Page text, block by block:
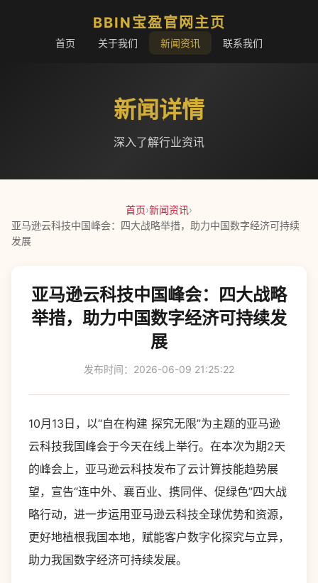
BBIN宝盈官网主页
首页 关于我们 新闻资讯 联系我们
新闻详情
深入了解行业资讯
首页›新闻资讯›
亚马逊云科技中国峰会：四大战略举措，助力中国数字经济可持续
发展
亚马逊云科技中国峰会：四大战略
举措，助力中国数字经济可持续发
展
发布时间：2026-06-09 21:25:22
10月13日，以“自在构建 探究无限”为主题的亚马逊
云科技我国峰会于今天在线上举行。在本次为期2天
的峰会上，亚马逊云科技发布了云计算技能趋势展
望，宣告“连中外、襄百业、携同伴、促绿色”四大战
略行动，进一步运用亚马逊云科技全球优势和资源，
更好地植根我国本地，赋能客户数字化探究与立异，
助力我国数字经济可持续发展。